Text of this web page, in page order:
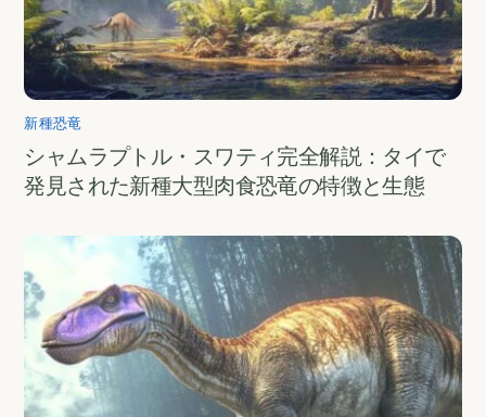
新種恐竜
シャムラプトル・スワティ完全解説：タイで
発見された新種大型肉食恐竜の特徴と生態